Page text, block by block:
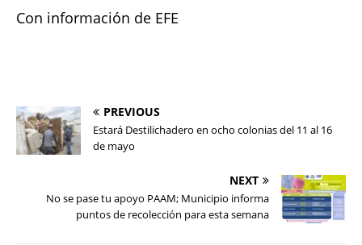
Con información de EFE
PREVIOUS
Estará Destilichadero en ocho colonias del 11 al 16
de mayo
NEXT
No se pase tu apoyo PAAM; Municipio informa
puntos de recolección para esta semana